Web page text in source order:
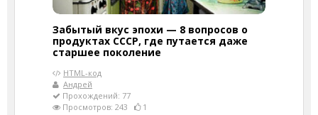
Забытый вкус эпохи — 8 вопросов о
продуктах СССР, где путается даже
старшее поколение
HTML-код
Андрей
Прохождений: 77
Просмотров: 243
1